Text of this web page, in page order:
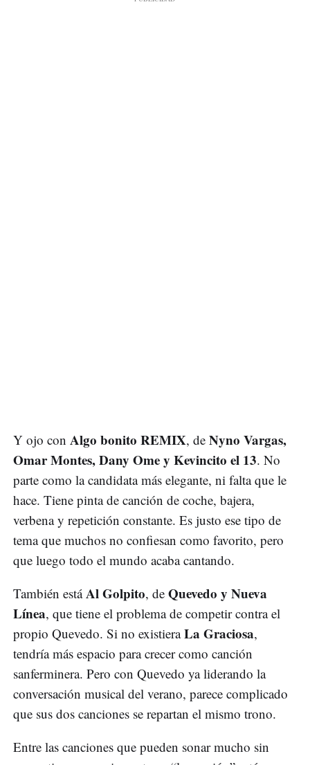
Y ojo con Algo bonito REMIX, de Nyno Vargas,
Omar Montes, Dany Ome y Kevincito el 13. No
parte como la candidata más elegante, ni falta que le
hace. Tiene pinta de canción de coche, bajera,
verbena y repetición constante. Es justo ese tipo de
tema que muchos no confiesan como favorito, pero
que luego todo el mundo acaba cantando.
También estáAl Golpito, de Quevedo y Nueva
Línea, que tiene el problema de competir contra el
propio Quevedo. Si no existieraLa Graciosa,
tendría más espacio para crecer como canción
sanferminera. Pero con Quevedo ya liderando la
conversación musical del verano, parece complicado
que sus dos canciones se repartan el mismo trono.
Entre las canciones que pueden sonar mucho sin